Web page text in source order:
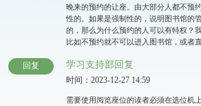
晚来的预约的让座。由大部分人都不预
性的。如果是强制性的，说明图书馆的
的，那么为什么预约的人可以有特权？
比如不预约就不可以进入图书馆，或者
回复 学习支持部回复
时间：2023-12-27 14:59
需要使用阅览座位的读者必须在选位机